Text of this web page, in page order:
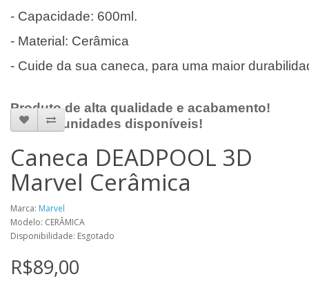
- Capacidade: 600ml.
- Material: Cerâmica
- Cuide da sua caneca, para uma maior
Produto de alta qualidade e acabamento!
Poucas unidades disponíveis!
Caneca DEADPOOL 3D
Marvel Cerâmica
Marca: Marvel
Modelo: CERÂMICA
Disponibilidade: Esgotado
R$89,00